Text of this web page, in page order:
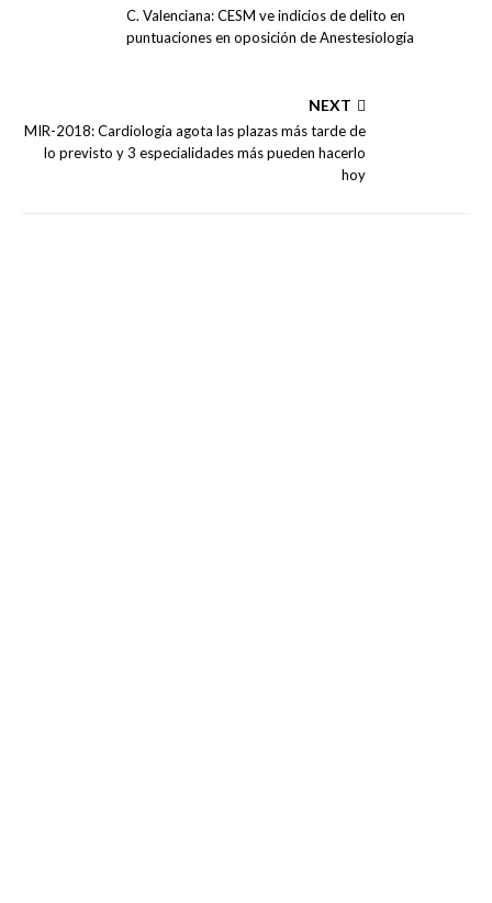
C. Valenciana: CESM ve indicios de delito en
puntuaciones en oposición de Anestesiología
NEXT
MIR-2018: Cardiología agota las plazas más tarde de
lo previsto y 3 especialidades más pueden hacerlo
hoy